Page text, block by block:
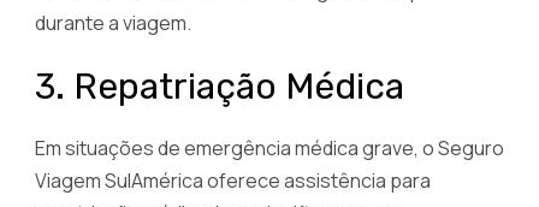
durante a viagem.
3. Repatriação Médica
Em situações de emergência médica grave, o Seguro
Viagem SulAmérica oferece assistência para